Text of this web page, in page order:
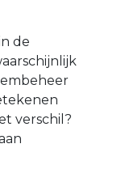
de
verschil?